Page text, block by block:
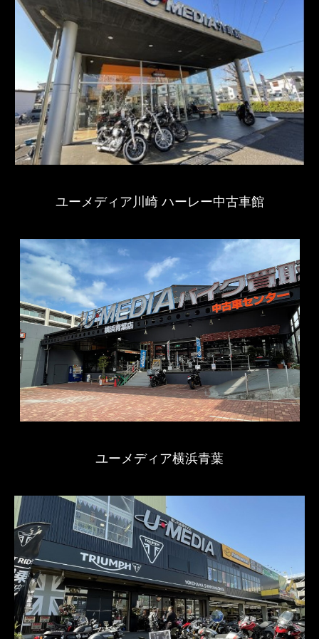
ユーメディア川崎 ハーレー中古車館
ユーメディア横浜青葉